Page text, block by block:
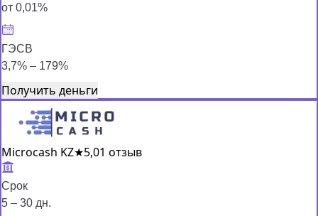
от 0,01%
ГЭСВ
3,7% – 179%
Получить деньги
Microcash KZ★5,01 отзыв
Срок
5 – 30 дн.